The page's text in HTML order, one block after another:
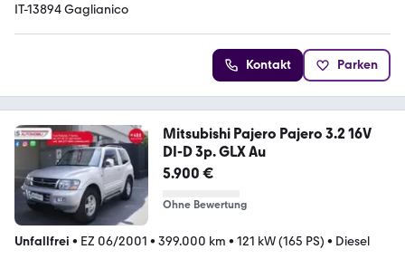
IT-13894 Gaglianico
Kontakt Parken
Mitsubishi Pajero Pajero 3.2 16V
DI-D 3p. GLX Au
5.900 €
Ohne Bewertung
Unfallfrei • EZ 06/2001 • 399.000 km • 121 kW (165 PS) • Diesel